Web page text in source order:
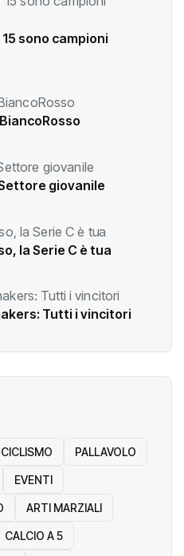
sono campioni
giovanile
la Serie C è tua
Tutti i vincitori
CICLISMO PALLAVOLO
EVENTI
ARTI MARZIALI
CALCIO A 5